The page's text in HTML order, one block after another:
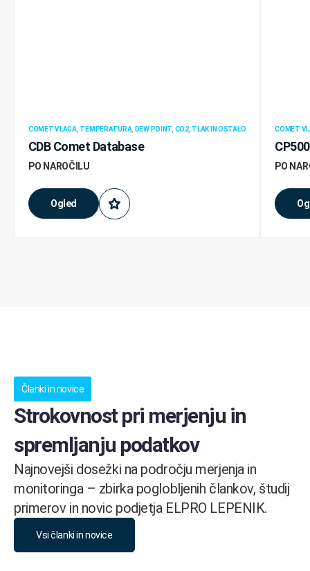
COMET VLAGA, TEMPERATURA, DEW POINT, CO2, TLAK IN OSTALO
CDB Comet Database
Ogled
PO NAROČILU
COMET
PO
Članki in novice
Strokovnost pri merjenju in
spremljanju podatkov
Najnovejši dosežki na področju merjenja in
monitoringa – zbirka poglobljenih člankov, študij
primerov in novic podjetja ELPRO LEPENIK.
Vsi članki in novice